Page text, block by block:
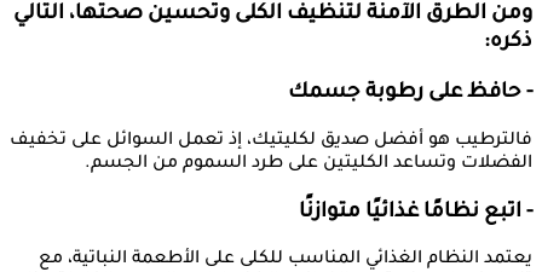
ومن الطرق الآمنة لتنظيف الكلى وتحسين صحتها، التالي
ذكره:
- حافظ على رطوبة جسمك
فالترطيب هو أفضل صديق لكليتيك، إذ تعمل السوائل على تخفيف
الفضلات وتساعد الكليتين على طرد السموم من الجسم.
- اتبع نظامًا غذائيًا متوازنًا
يعتمد النظام الغذائي المناسب للكلى على الأطعمة النباتية، مع